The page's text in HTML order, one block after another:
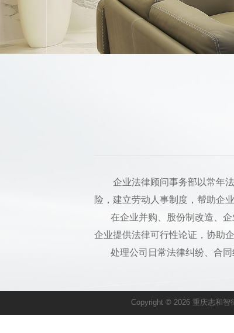
企业法律顾问事务部以常年法
险，建立劳动人事制度，帮助企
在企业并购、股份制改造、企
企业提供法律可行性论证，协助企
处理公司日常法律纠纷、合同
Copyright © 2026 重庆志和